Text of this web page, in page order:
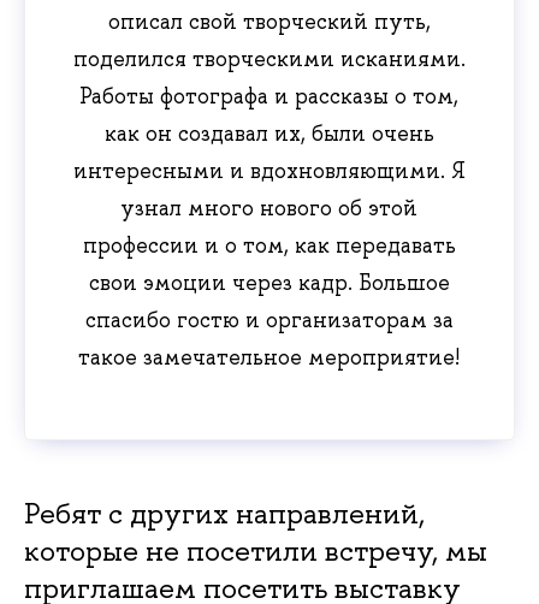
описал свой творческий путь,
поделился творческими исканиями.
Работы фотографа и рассказы о том,
как он создавал их, были очень
интересными и вдохновляющими. Я
узнал много нового об этой
профессии и о том, как передавать
свои эмоции через кадр. Большое
спасибо гостю и организаторам за
такое замечательное мероприятие!
Ребят с других направлений,
которые не посетили встречу, мы
приглашаем посетить выставку